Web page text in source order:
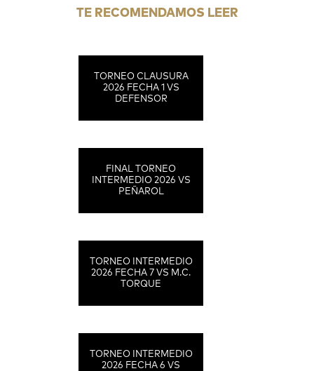
TE RECOMENDAMOS LEER
TORNEO CLAUSURA
2026 FECHA 1 VS
DEFENSOR
FINAL TORNEO
INTERMEDIO 2026 VS
PEÑAROL
TORNEO INTERMEDIO
2026 FECHA 7 VS M.C.
TORQUE
TORNEO INTERMEDIO
2026 FECHA 6 VS